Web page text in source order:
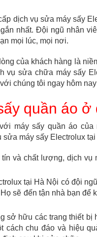
dịch vụ sửa máy sấy
nhất. Đội ngũ nhân
mọi lúc, mọi nơi.
của khách hàng là
vụ sửa chữa máy sấy
chúng tôi ngay hôm
quần áo ở
máy sấy quần áo
máy sấy Electrolux tại
và chất lượng, dịch vụ
tại Hà Nội có đội
sẽ đến tận nhà bạn
sở hữu các trang thiết
cách chu đáo và hiệu